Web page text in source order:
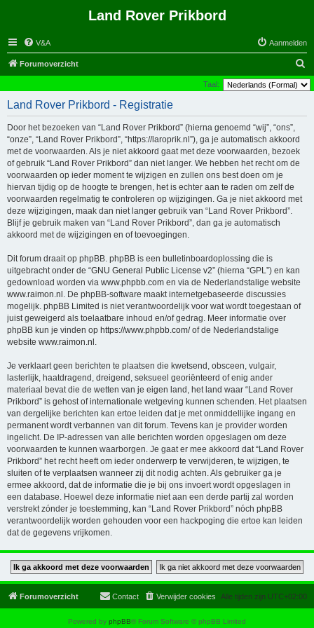
Land Rover Prikbord
V&A Aanmelden
Forumoverzicht
o
Taal:
Land Rover Prikbord - Registratie
Door het bezoeken van “Land Rover Prikbord” (hierna genoemd “wij”, “ons”,
“onze”, “Land Rover Prikbord”, “https://laroprik.nl”), ga je automatisch akkoord
met de voorwaarden. Als je niet akkoord gaat met deze voorwaarden, bezoek
of gebruik “Land Rover Prikbord” dan niet langer. We hebben het recht om de
voorwaarden op ieder moment te wijzigen en zullen ons best doen om je
hiervan tijdig op de hoogte te brengen, het is echter aan te raden om zelf de
voorwaarden regelmatig te controleren op wijzigingen. Ga je niet akkoord met
deze wijzigingen, maak dan niet langer gebruik van “Land Rover Prikbord”.
Blijf je gebruik maken van “Land Rover Prikbord”, dan ga je automatisch
akkoord met de wijzigingen en of toevoegingen.
Dit forum draait op phpBB. phpBB is een bulletinboardoplossing die is
uitgebracht onder de “GNU General Public License v2” (hierna “GPL”) en kan
gedownload worden via www.phpbb.com en via de Nederlandstalige website
www.raimon.nl . De phpBB-software maakt internetgebaseerde discussies
mogelijk. phpBB Limited is niet verantwoordelijk voor wat wordt toegestaan of
juist geweigerd als toelaatbare inhoud en/of gedrag. Meer informatie over
phpBB kun je vinden op https://www.phpbb.com/of de Nederlandstalige
website www.raimon.nl .
Je verklaart geen berichten te plaatsen die kwetsend, obsceen, vulgair,
lasterlijk, haatdragend, dreigend, seksueel georiënteerd of enig ander
materiaal bevat die de wetten van je eigen land, het land waar “Land Rover
Prikbord” is gehost of internationale wetgeving kunnen schenden. Het plaatsen
van dergelijke berichten kan ertoe leiden dat je met onmiddellijke ingang en
permanent wordt verbannen van dit forum. Tevens kan je provider worden
ingelicht. De IP-adressen van alle berichten worden opgeslagen om deze
voorwaarden te kunnen waarborgen. Je gaat er mee akkoord dat “Land Rover
Prikbord” het recht heeft om ieder onderwerp te verwijderen, te wijzigen, te
sluiten of te verplaatsen wanneer zij dit nodig achten. Als gebruiker ga je
ermee akkoord, dat de informatie die je bij ons invoert wordt opgeslagen in
een database. Hoewel deze informatie niet aan een derde partij zal worden
verstrekt zónder je toestemming, kan “Land Rover Prikbord” nóch phpBB
verantwoordelijk worden gehouden voor een hackpoging die ertoe kan leiden
dat de gegevens vrijkomen.
Forumoverzicht Alle tijden zijn UTC+02:00
Verwijder cookies
Contact
Powered by phpBB® Forum Software © phpBB Limited